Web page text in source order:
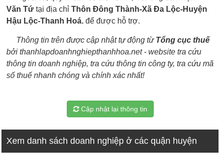
Văn Tứ tại địa chỉ Thôn Đông Thành-Xã Đa Lộc-Huyện
Hậu Lộc-Thanh Hoá. để được hỗ trợ.
Thông tin trên được cập nhật tự động từ Tổng cục thuế
bởi thanhlapdoanhnghiepthanhhoa.net - website tra cứu
thông tin doanh nghiệp, tra cứu thông tin công ty, tra cứu mã
số thuế nhanh chóng và chính xác nhất!
Cập nhật lại thông tin
Xem danh sách doanh nghiệp ở các quận huyện